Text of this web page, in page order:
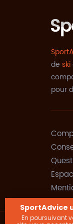
de ski
pour
SportAdvice
En poursuivant